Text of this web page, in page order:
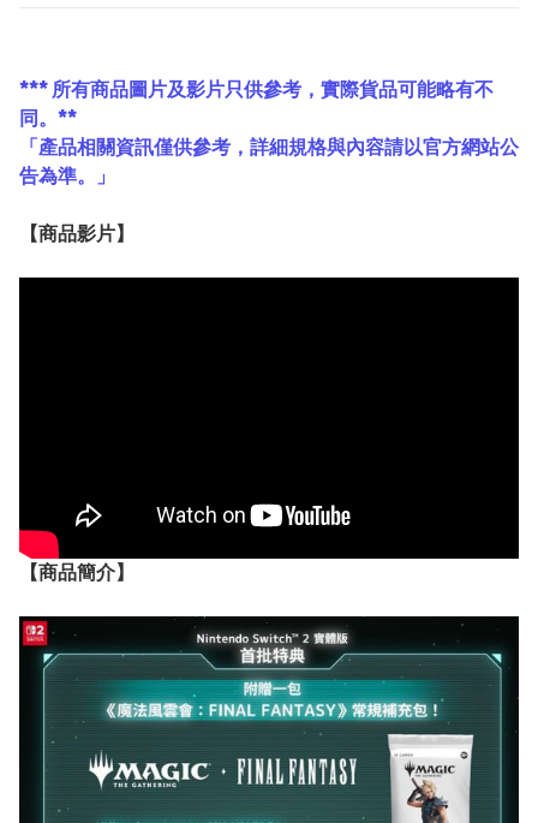
*** 所有商品圖片及影片只供參考，實際貨品可能略有不
同。**
「產品相關資訊僅供參考，詳細規格與內容請以官方網站公
告為準。」
【商品影片】
【商品簡介】